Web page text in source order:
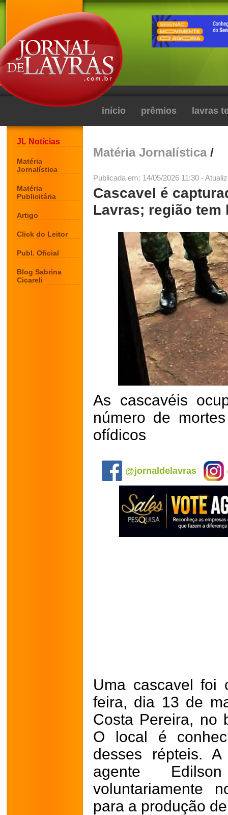
início prêmios lavras
JL Notícias
Matéria
Jornalística
Matéria
Publicitária
Artigo
Click do Leitor
Publ. Oficial
Blog Sabrina
Cicareli
Matéria Jornalística/
Publicada em: 14/05/2026 11:30 -
Cascavel é
Lavras; região
As cascavéis
número de
ofídicos
@jornaldelavras
Uma cascavel foi
feira, dia 13 de
Costa Pereira, no
O local é
desses répteis.
agente
voluntariamente
para a produção